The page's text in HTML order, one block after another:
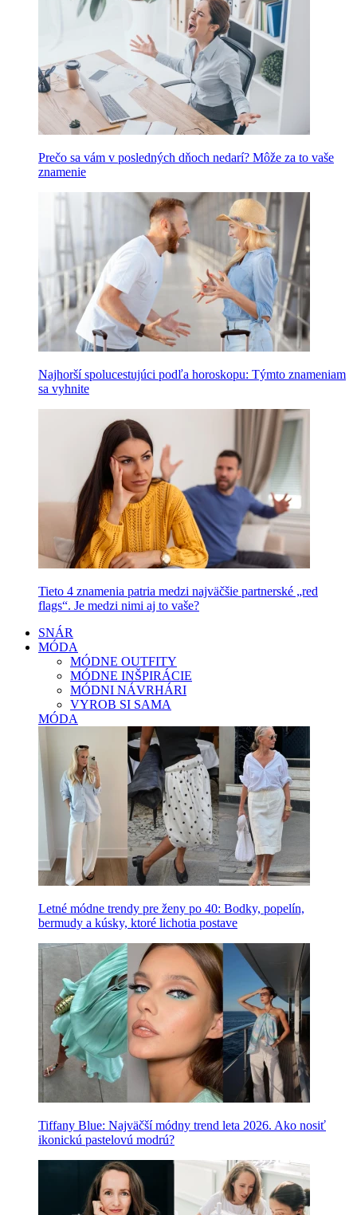
Prečo sa vám v posledných dňoch nedarí? Môže za to vaše
znamenie
Najhorší spolucestujúci podľa horoskopu: Týmto znameniam
sa vyhnite
Tieto 4 znamenia patria medzi najväčšie partnerské „red
flags“. Je medzi nimi aj to vaše?
SNÁR
MÓDA
MÓDNE OUTFITY
MÓDNE INŠPIRÁCIE
MÓDNI NÁVRHÁRI
VYROB SI SAMA
MÓDA
Letné módne trendy pre ženy po 40: Bodky, popelín,
bermudy a kúsky, ktoré lichotia postave
Tiffany Blue: Najväčší módny trend leta 2026. Ako nosiť
ikonickú pastelovú modrú?